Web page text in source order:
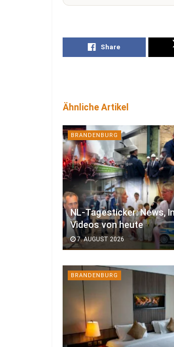
Share
Ähnliche Artikel
BRANDENBURG
NL-Tagesticker: News,
Videos von heute
7. AUGUST 2026
BRANDENBURG